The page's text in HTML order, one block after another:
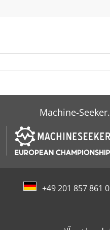
+49 201 857 861 0